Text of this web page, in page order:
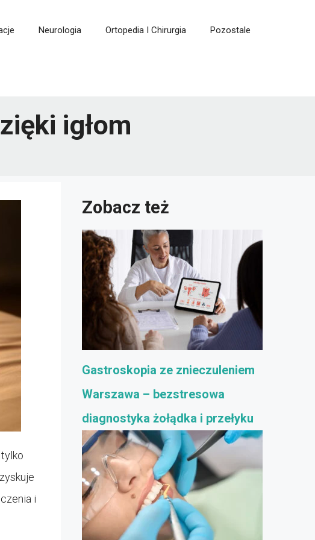
Neurologia Ortopedia I Chirurgia Pozostale
igłom
i
Zobacz też
Gastroskopia ze znieczuleniem
Warszawa – bezstresowa
diagnostyka żołądka i przełyku